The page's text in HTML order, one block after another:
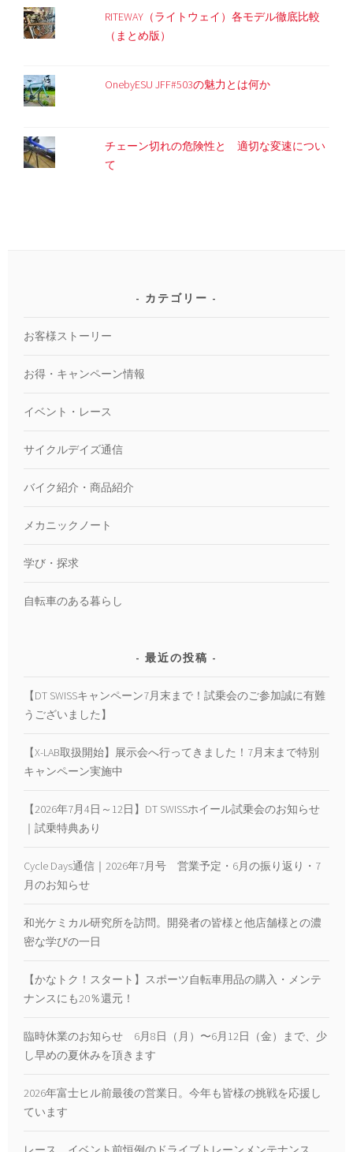
RITEWAY（ライトウェイ）各モデル徹底比較
（まとめ版）
OnebyESU JFF#503の魅力とは何か
チェーン切れの危険性と 適切な変速につい
て
カテゴリー
お客様ストーリー
お得・キャンペーン情報
イベント・レース
サイクルデイズ通信
バイク紹介・商品紹介
メカニックノート
学び・探求
自転車のある暮らし
最近の投稿
【DT SWISSキャンペーン7月末まで！試乗会のご参加誠に有難
うございました】
【X-LAB取扱開始】展示会へ行ってきました！7月末まで特別
キャンペーン実施中
【2026年7月4日～12日】DT SWISSホイール試乗会のお知らせ
｜試乗特典あり
Cycle Days通信｜2026年7月号 営業予定・6月の振り返り・7
月のお知らせ
和光ケミカル研究所を訪問。開発者の皆様と他店舗様との濃
密な学びの一日
【かなトク！スタート】スポーツ自転車用品の購入・メンテ
ナンスにも20％還元！
臨時休業のお知らせ 6月8日（月）〜6月12日（金）まで、少
し早めの夏休みを頂きます
2026年富士ヒル前最後の営業日。今年も皆様の挑戦を応援し
ています